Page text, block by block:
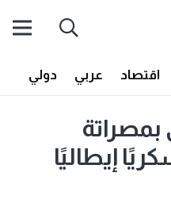
اقتصاد عربي دولي
بمصراتة
إيطاليًا